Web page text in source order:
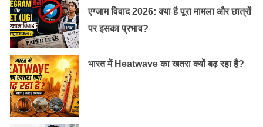
हरियाली तीज के दिन कुछ स्‍थानों पर महिलाएं निर्जला व्रत करती हैं
और कुछ स्‍थानों पर महिलाए फलाहार करके यह व्रत करते हैं। इस
दिन महिलाएं हाथों में मेहंदी लगाती हैं और सोलह श्रृंगार करती हैं।
इस दिन हरे रंग को खास महत्‍व दिया जाता है और सिर से पांव तक
महिलाएं हरे रंग का श्रृंगार करती हैं। हरे रंग को बुध से जोड़कर
देखा जाता है। इस दिन हरा रंग धारण करने से बुध मजबूत होता है
और संतान सुख की प्राप्ति होती है। घर में सुख समृद्धि बढ़ती है।
एग्जाम विवाद 2026: क्या है पूरा मामला और छात्रों
पर इसका प्रभाव?
भारत में Heatwave का खतरा क्यों बढ़ रहा है?